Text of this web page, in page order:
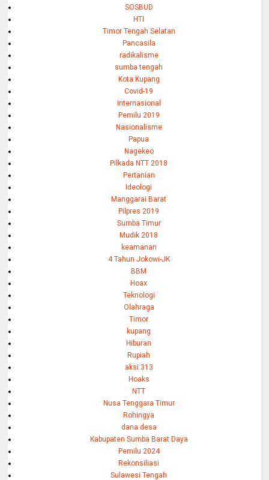
SOSBUD
HTI
Timor Tengah Selatan
Pancasila
radikalisme
sumba tengah
Kota Kupang
Covid-19
Internasional
Pemilu 2019
Nasionalisme
Papua
Nagekeo
Pilkada NTT 2018
Pertanian
Ideologi
Manggarai Barat
Pilpres 2019
Sumba Timur
Mudik 2018
keamanan
4 Tahun Jokowi-JK
BBM
Hoax
Teknologi
Olahraga
Timor
kupang
Hiburan
Rupiah
aksi 313
Hoaks
NTT
Nusa Tenggara Timur
Rohingya
dana desa
Kabupaten Sumba Barat Daya
Pemilu 2024
Rekonsiliasi
Sulawesi Tengah